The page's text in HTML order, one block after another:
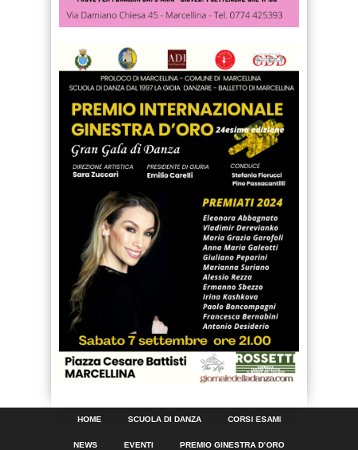
HOME SCUOLA DI DANZA CORSI ESAMI
NEWS EVENTI PREMIO GINESTRA D’ORO